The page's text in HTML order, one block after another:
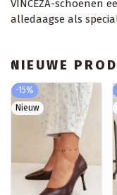
VINCEZA-schoenen
alledaagse als
NIEUWE
-15%
Nieuw